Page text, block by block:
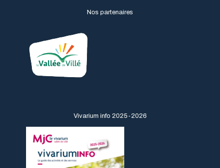
Nos partenaires
Vivarium info 2025-2026